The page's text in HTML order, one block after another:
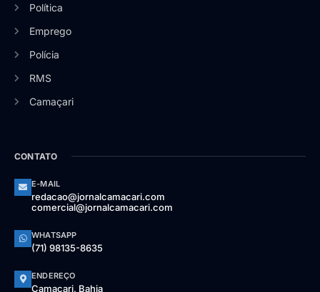
Política
Emprego
Polícia
RMS
Camaçari
CONTATO
E-MAIL
redacao@jornalcamacari.com
comercial@jornalcamacari.com
WHATSAPP
(71) 98135-8635
ENDEREÇO
Camaçari, Bahia